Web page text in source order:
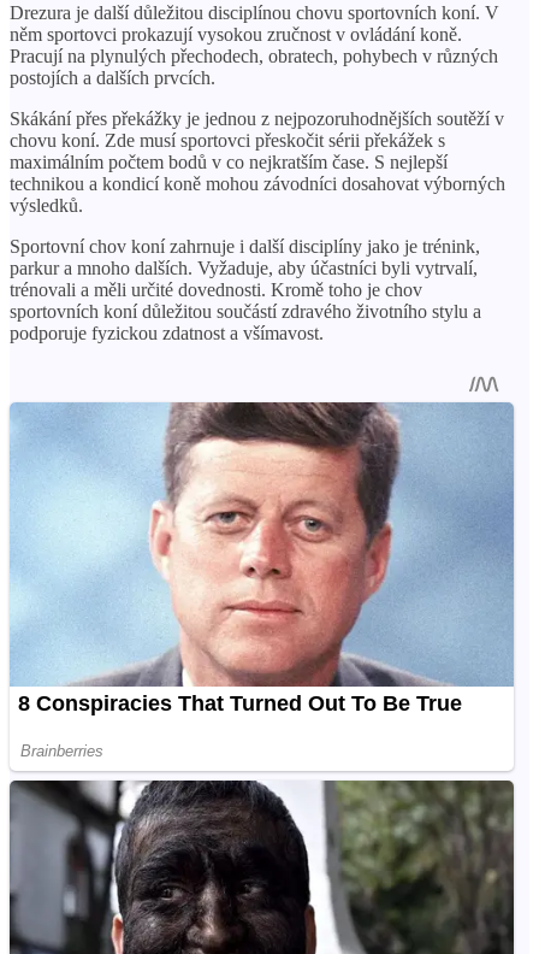
Drezura je další důležitou disciplínou chovu sportovních koní. V
něm sportovci prokazují vysokou zručnost v ovládání koně.
Pracují na plynulých přechodech, obratech, pohybech v různých
postojích a dalších prvcích.
Skákání přes překážky je jednou z nejpozoruhodnějších soutěží v
chovu koní. Zde musí sportovci přeskočit sérii překážek s
maximálním počtem bodů v co nejkratším čase. S nejlepší
technikou a kondicí koně mohou závodníci dosahovat výborných
výsledků.
Sportovní chov koní zahrnuje i další disciplíny jako je trénink,
parkur a mnoho dalších. Vyžaduje, aby účastníci byli vytrvalí,
trénovali a měli určité dovednosti. Kromě toho je chov
sportovních koní důležitou součástí zdravého životního stylu a
podporuje fyzickou zdatnost a všímavost.